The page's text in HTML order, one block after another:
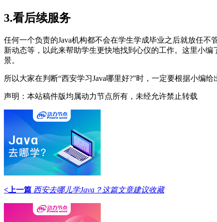
3.看后续服务
任何一个负责的Java机构都不会在学生学成毕业之后就放任
新动态等，以此来帮助学生更快地找到心仪的工作。这里小
景。
所以大家在判断“西安学习Java哪里好?”时，一定要根据小编
声明：本站稿件版均属动力节点所有，未经允许禁止转载
<上一篇 西安去哪儿学Java？这篇文章建议收藏